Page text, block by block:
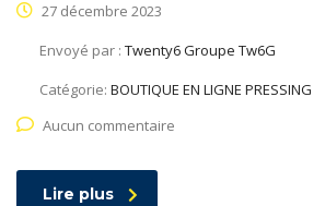
27 décembre 2023
Envoyé par : Twenty6 Groupe Tw6G
Catégorie: BOUTIQUE EN LIGNE PRESSING
Aucun commentaire
Lire plus